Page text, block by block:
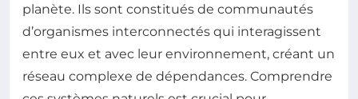
planète. Ils sont constitués de communautés
d’organismes interconnectés qui interagissent
entre eux et avec leur environnement, créant un
réseau complexe de dépendances. Comprendre